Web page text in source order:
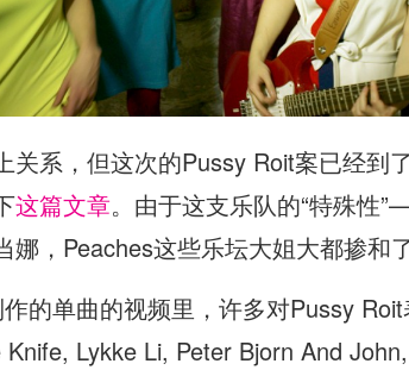
关系，但这次的Pussy Roit案已经到
这篇文章。由于这支乐队的“特殊性
，Peaches这些乐坛大姐大都掺和
的单曲的视频里，许多对Pussy
Lykke Li, Peter Bjorn And